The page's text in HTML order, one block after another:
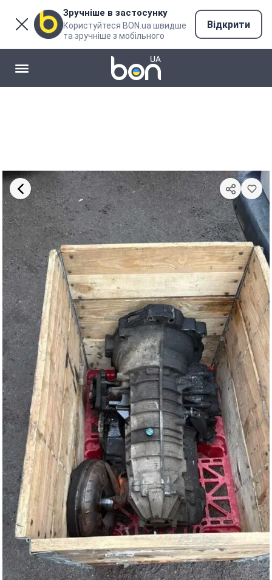
Зручніше в застосунку
Користуйтеся BON.ua швидше
та зручніше з мобільного
Відкрити